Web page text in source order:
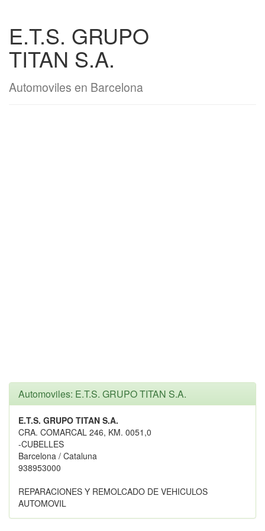
E.T.S. GRUPO
TITAN S.A.
Automoviles en Barcelona
Automoviles: E.T.S. GRUPO TITAN S.A.
E.T.S. GRUPO TITAN S.A.
CRA. COMARCAL 246, KM. 0051,0
-CUBELLES
Barcelona / Cataluna
938953000
REPARACIONES Y REMOLCADO DE VEHICULOS
AUTOMOVIL